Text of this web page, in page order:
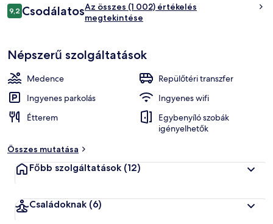
Értékelések
9,29,2 ennyiből: 10
CsodálatosAz összes (1 002) értékelés
megtekintése
Népszerű szolgáltatások
Medence
Repülőtéri transzfer
Ingyenes parkolás
Ingyenes wifi
Étterem
Egybenyíló szobák
igényelhetők
Összes mutatása
Főbb szolgáltatások (12)
Családoknak (6)